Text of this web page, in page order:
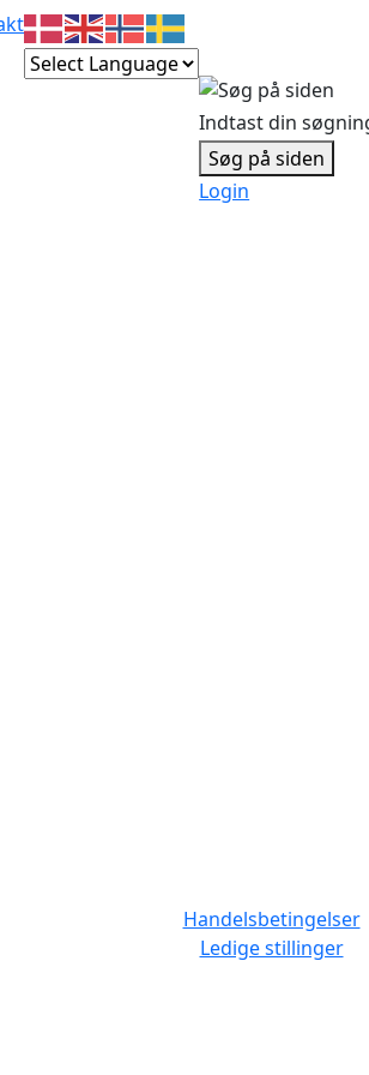
Indtast din
Søg på siden
Login
Handelsbetingelser
Ledige stillinger